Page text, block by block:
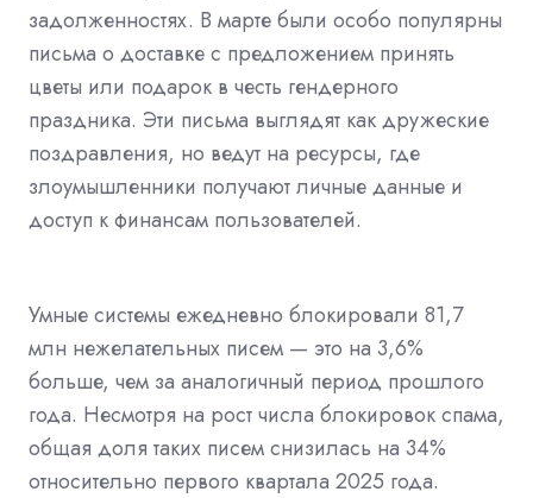
задолженностях. В марте были особо популярны
письма о доставке с предложением принять
цветы или подарок в честь гендерного
праздника. Эти письма выглядят как дружеские
поздравления, но ведут на ресурсы, где
злоумышленники получают личные данные и
доступ к финансам пользователей.
Умные системы ежедневно блокировали 81,7
млн нежелательных писем — это на 3,6%
больше, чем за аналогичный период прошлого
года. Несмотря на рост числа блокировок спама,
общая доля таких писем снизилась на 34%
относительно первого квартала 2025 года.